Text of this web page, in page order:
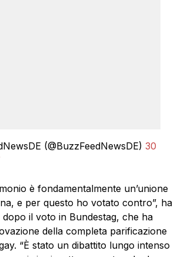
(@BuzzFeedNewsDE) 30
è fondamentalmente un’unione
e per questo ho votato contro”, ha
il voto in Bundestag, che ha
della completa parificazione
“È stato un dibattito lungo intenso